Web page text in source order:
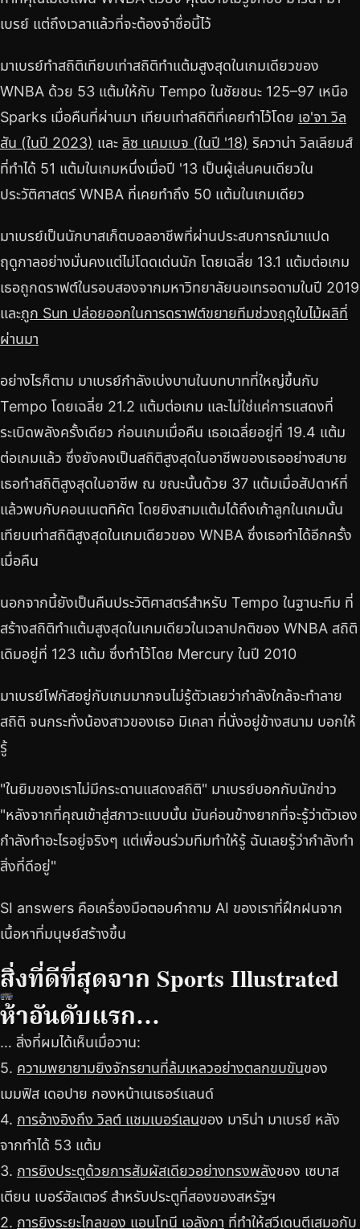
เบรย์ แต่ถึงเวลาแล้วที่จะต้องจำชื่อนี้ไว้
มาเบรย์ทำสถิติเทียบเท่าสถิติทำแต้มสูงสุดในเกมเดียวของ
WNBA ด้วย 53 แต้มให้กับ Tempo ในชัยชนะ 125–97 เหนือ
Sparks เมื่อคืนที่ผ่านมา เทียบเท่าสถิติที่เคยทำไว้โดย เอ'จา วิล
สัน (ในปี 2023) และ ลิซ แคมเบจ (ในปี '18) ริควาน่า วิลเลียมส์
ที่ทำได้ 51 แต้มในเกมหนึ่งเมื่อปี '13 เป็นผู้เล่นคนเดียวใน
ประวัติศาสตร์ WNBA ที่เคยทำถึง 50 แต้มในเกมเดียว
มาเบรย์เป็นนักบาสเก็ตบอลอาชีพที่ผ่านประสบการณ์มาแปด
ฤดูกาลอย่างมั่นคงแต่ไม่โดดเด่นนัก โดยเฉลี่ย 13.1 แต้มต่อเกม
เธอถูกดราฟต์ในรอบสองจากมหาวิทยาลัยนอเทรอดามในปี 2019
และถูก Sun ปล่อยออกในการดราฟต์ขยายทีมช่วงฤดูใบไม้ผลิที่
ผ่านมา
อย่างไรก็ตาม มาเบรย์กำลังเบ่งบานในบทบาทที่ใหญ่ขึ้นกับ
Tempo โดยเฉลี่ย 21.2 แต้มต่อเกม และไม่ใช่แค่การแสดงที่
ระเบิดพลังครั้งเดียว ก่อนเกมเมื่อคืน เธอเฉลี่ยอยู่ที่ 19.4 แต้ม
ต่อเกมแล้ว ซึ่งยังคงเป็นสถิติสูงสุดในอาชีพของเธออย่างสบาย
เธอทำสถิติสูงสุดในอาชีพ ณ ขณะนั้นด้วย 37 แต้มเมื่อสัปดาห์ที่
แล้วพบกับคอนเนตทิคัต โดยยิงสามแต้มได้ถึงเก้าลูกในเกมนั้น
เทียบเท่าสถิติสูงสุดในเกมเดียวของ WNBA ซึ่งเธอทำได้อีกครั้ง
เมื่อคืน
นอกจากนี้ยังเป็นคืนประวัติศาสตร์สำหรับ Tempo ในฐานะทีม ที่
สร้างสถิติทำแต้มสูงสุดในเกมเดียวในเวลาปกติของ WNBA สถิติ
เดิมอยู่ที่ 123 แต้ม ซึ่งทำไว้โดย Mercury ในปี 2010
มาเบรย์โฟกัสอยู่กับเกมมากจนไม่รู้ตัวเลยว่ากำลังใกล้จะทำลาย
สถิติ จนกระทั่งน้องสาวของเธอ มิเคลา ที่นั่งอยู่ข้างสนาม บอกให้
รู้
"ในยิมของเราไม่มีกระดานแสดงสถิติ" มาเบรย์บอกกับนักข่าว
"หลังจากที่คุณเข้าสู่สภาวะแบบนั้น มันค่อนข้างยากที่จะรู้ว่าตัวเอง
กำลังทำอะไรอยู่จริงๆ แต่เพื่อนร่วมทีมทำให้รู้ ฉันเลยรู้ว่ากำลังทำ
สิ่งที่ดีอยู่"
SI answers คือเครื่องมือตอบคำถาม AI ของเราที่ฝึกฝนจาก
เนื้อหาที่มนุษย์สร้างขึ้น
สิ่งที่ดีที่สุดจาก Sports Illustrated
ห้าอันดับแรก…
… สิ่งที่ผมได้เห็นเมื่อวาน:
5. ความพยายามยิงจักรยานที่ล้มเหลวอย่างตลกขบขันของ
เมมฟิส เดอปาย กองหน้าเนเธอร์แลนด์
4. การอ้างอิงถึง วิลต์ แชมเบอร์เลนของ มาริน่า มาเบรย์ หลัง
จากทำได้ 53 แต้ม
3. การยิงประตูด้วยการสัมผัสเดียวอย่างทรงพลังของ เซบาส
เตียน เบอร์ฮัลเตอร์ สำหรับประตูที่สองของสหรัฐฯ
2. การยิงระยะไกลของ แอนโทนี เอลังกา ที่ทำให้สวีเดนตีเสมอกับ